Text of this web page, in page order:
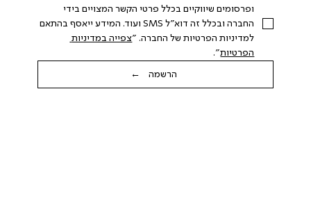
החברה ובכלל זה דוא"ל SMS ועוד. המידע ייאסף בהתאם
למדיניות הפרטיות של החברה. "
צפייה במדיניות
הפרטיות".
הרשמה ←